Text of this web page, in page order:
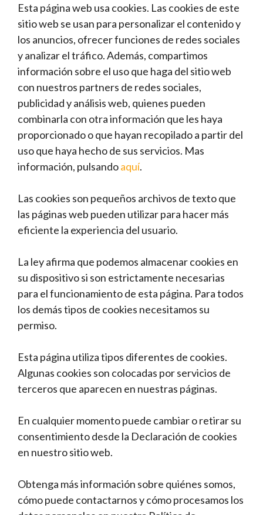
Esta página web usa cookies. Las cookies de este
sitio web se usan para personalizar el contenido y
los anuncios, ofrecer funciones de redes sociales
y analizar el tráfico. Además, compartimos
información sobre el uso que haga del sitio web
con nuestros partners de redes sociales,
publicidad y análisis web, quienes pueden
combinarla con otra información que les haya
proporcionado o que hayan recopilado a partir del
uso que haya hecho de sus servicios. Mas
información, pulsandoaquí.
Las cookies son pequeños archivos de texto que
las páginas web pueden utilizar para hacer más
eficiente la experiencia del usuario.
La ley afirma que podemos almacenar cookies en
su dispositivo si son estrictamente necesarias
para el funcionamiento de esta página. Para todos
los demás tipos de cookies necesitamos su
permiso.
Esta página utiliza tipos diferentes de cookies.
Algunas cookies son colocadas por servicios de
terceros que aparecen en nuestras páginas.
En cualquier momento puede cambiar o retirar su
consentimiento desde la Declaración de cookies
en nuestro sitio web.
Obtenga más información sobre quiénes somos,
cómo puede contactarnos y cómo procesamos los